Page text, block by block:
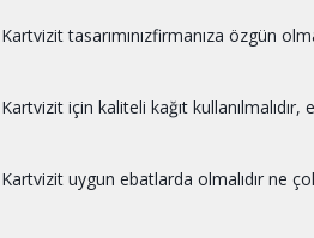
Kartvizit tasarımınızfirmanıza özgün
Kartvizit için kaliteli kağıt
Kartvizit uygun ebatlarda olmalıdır ne